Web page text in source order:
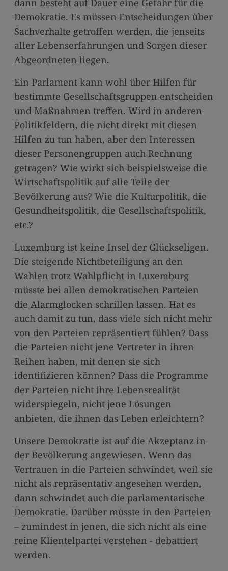
dann besteht auf Dauer eine Gefahr für die
Demokratie. Es müssen Entscheidungen über
Sachverhalte getroffen werden, die jenseits
aller Lebenserfahrungen und Sorgen dieser
Abgeordneten liegen.
Ein Parlament kann wohl über Hilfen für
bestimmte Gesellschaftsgruppen entscheiden
und Maßnahmen treffen. Wird in anderen
Politikfeldern, die nicht direkt mit diesen
Hilfen zu tun haben, aber den Interessen
dieser Personengruppen auch Rechnung
getragen? Wie wirkt sich beispielsweise die
Wirtschaftspolitik auf alle Teile der
Bevölkerung aus? Wie die Kulturpolitik, die
Gesundheitspolitik, die Gesellschaftspolitik,
etc.?
Luxemburg ist keine Insel der Glückseligen.
Die steigende Nichtbeteiligung an den
Wahlen trotz Wahlpflicht in Luxemburg
müsste bei allen demokratischen Parteien
die Alarmglocken schrillen lassen. Hat es
auch damit zu tun, dass viele sich nicht mehr
von den Parteien repräsentiert fühlen? Dass
die Parteien nicht jene Vertreter in ihren
Reihen haben, mit denen sie sich
identifizieren können? Dass die Programme
der Parteien nicht ihre Lebensrealität
widerspiegeln, nicht jene Lösungen
anbieten, die ihnen das Leben erleichtern?
Unsere Demokratie ist auf die Akzeptanz in
der Bevölkerung angewiesen. Wenn das
Vertrauen in die Parteien schwindet, weil sie
nicht als repräsentativ angesehen werden,
dann schwindet auch die parlamentarische
Demokratie. Darüber müsste in den Parteien
– zumindest in jenen, die sich nicht als eine
reine Klientelpartei verstehen - debattiert
werden.